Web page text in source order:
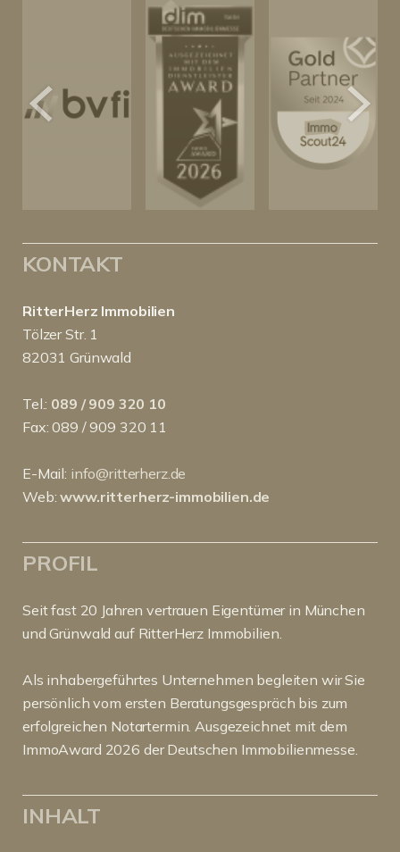
KONTAKT
RitterHerz Immobilien
Tölzer Str. 1
82031 Grünwald
Tel.: 089 / 909 320 10
Fax: 089 / 909 320 11
E-Mail: info@ritterherz.de
Web:www.ritterherz-immobilien.de
PROFIL
Seit fast 20 Jahren vertrauen Eigentümer in München
und Grünwald auf RitterHerz Immobilien.
Als inhabergeführtes Unternehmen begleiten wir Sie
persönlich vom ersten Beratungsgespräch bis zum
erfolgreichen Notartermin. Ausgezeichnet mit dem
ImmoAward 2026 der Deutschen Immobilienmesse.
INHALT